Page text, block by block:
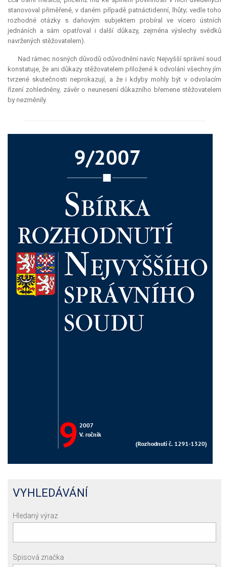
stanovoval přiměřené, v daném případě patnáctidenní, lhůty; vedle toho
rozhodné otázky s daňovým subjektem probíral ve vícero ústních
jednáních a sám opatřoval i další důkazy, zejména výslechy svědků
navržených stěžovatelem).
Nad rámec nosných důvodů odůvodnění navíc Nejvyšší správní soud
konstatuje, že ani důkazy stěžovatelem přiložené k odvolání všechny jím
tvrzené skutečnosti neprokazují, a že i kdyby mohly být v odvolacím
řízení zohledněny, závěr o neunesení důkazního břemene stěžovatelem
by nezměnily.
VYHLEDÁVÁNÍ
Hledaný výraz
Spisová značka